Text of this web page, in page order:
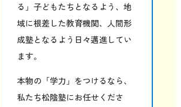
る」子どもたちとなるよう、地
域に根差した教育機関、人間形
成塾となるよう日々邁進してい
ます。
本物の「学力」をつけるなら、
私たち松陰塾にお任せくださ